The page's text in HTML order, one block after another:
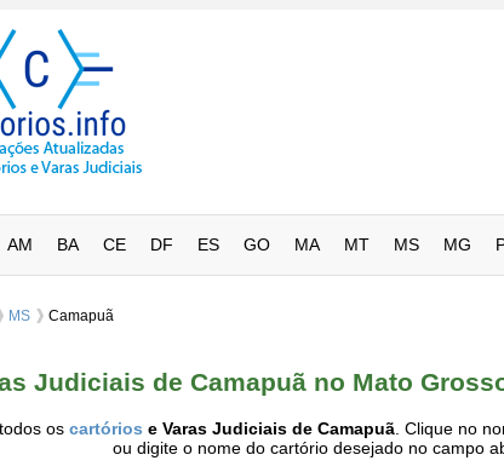
AM BA CE DF ES GO MA MT MS MG
MS Camapuã
Judiciais de Camapuã no Mato
os cartórios e Varas Judiciais de Camapuã. Clique no
ou digite o nome do cartório desejado no campo